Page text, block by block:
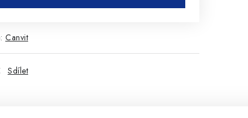
Canvit
Sdílet